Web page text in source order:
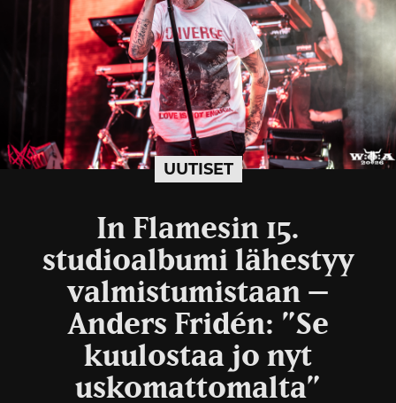
UUTISET
In Flamesin 15.
studioalbumi lähestyy
valmistumistaan –
Anders Fridén: ”Se
kuulostaa jo nyt
uskomattomalta”